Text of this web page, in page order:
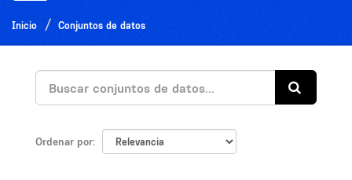
Inicio Conjuntos de datos
Ordenar por